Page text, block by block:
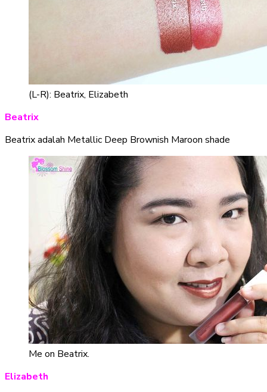
(L-R): Beatrix, Elizabeth
Beatrix
Beatrix adalah Metallic Deep Brownish Maroon shade
Me on Beatrix.
Elizabeth